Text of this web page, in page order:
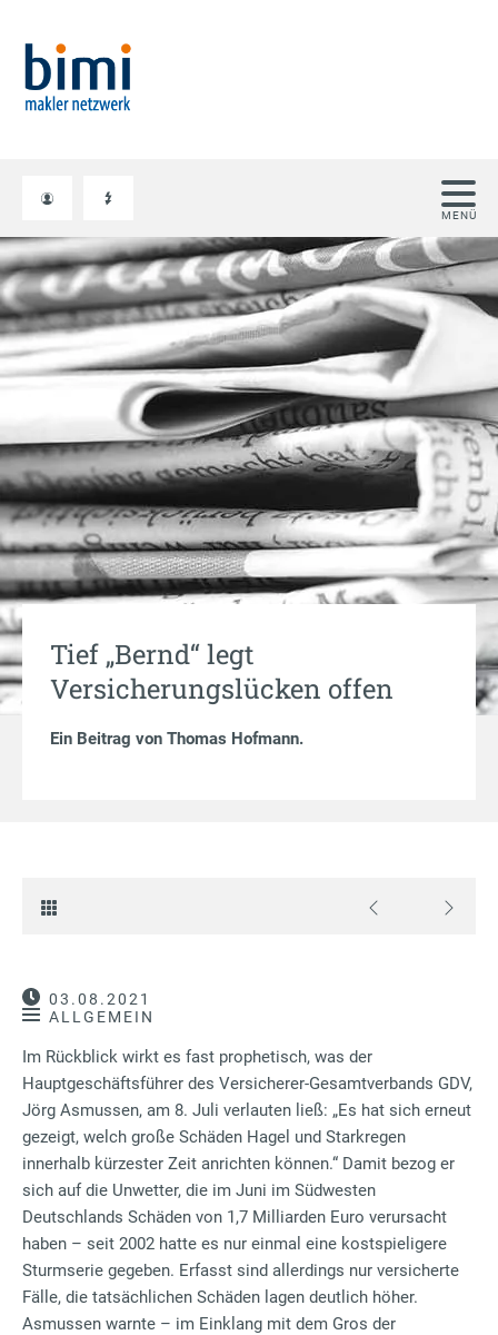
Tief „Bernd“ legt
Versicherungslücken offen
Ein Beitrag von Thomas Hofmann.
03.08.2021
ALLGEMEIN
Im Rückblick wirkt es fast prophetisch, was der
Hauptgeschäftsführer des Versicherer-Gesamtverbands GDV,
Jörg Asmussen, am 8. Juli verlauten ließ: „Es hat sich erneut
gezeigt, welch große Schäden Hagel und Starkregen
innerhalb kürzester Zeit anrichten können.“ Damit bezog er
sich auf die Unwetter, die im Juni im Südwesten
Deutschlands Schäden von 1,7 Milliarden Euro verursacht
haben – seit 2002 hatte es nur einmal eine kostspieligere
Sturmserie gegeben. Erfasst sind allerdings nur versicherte
Fälle, die tatsächlichen Schäden lagen deutlich höher.
Asmussen warnte – im Einklang mit dem Gros der